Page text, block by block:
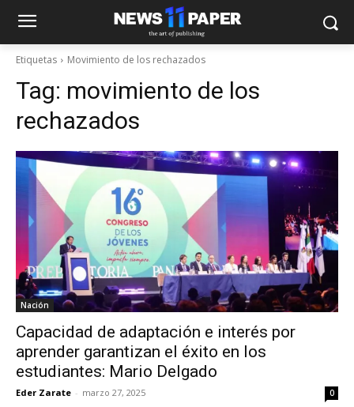
Etiquetas Movimiento de los rechazados
Tag: movimiento de los
rechazados
Nación
Capacidad de adaptación e interés por
aprender garantizan el éxito en los
estudiantes: Mario Delgado
Eder Zarate - marzo 27, 2025 0